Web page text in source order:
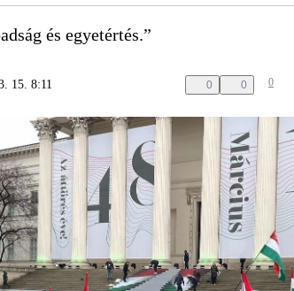
és egyetértés.”
15. 8:11 0 0 0